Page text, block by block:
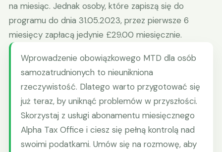
na miesiąc. Jednak osoby, które zapiszą się do
programu do dnia 31.05.2023, przez pierwsze 6
miesięcy zapłacą jedynie £29.00 miesięcznie.
Wprowadzenie obowiązkowego MTD dla osób
samozatrudnionych to nieunikniona
rzeczywistość. Dlatego warto przygotować się
już teraz, by uniknąć problemów w przyszłości.
Skorzystaj z usługi abonamentu miesięcznego
Alpha Tax Office i ciesz się pełną kontrolą nad
swoimi podatkami. Umów się na rozmowę, aby